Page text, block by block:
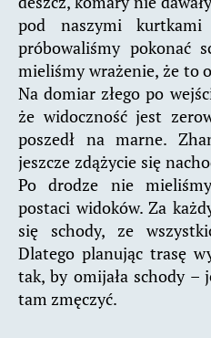
pod naszymi
próbowaliśmy pokonać
mieliśmy wrażenie, że to
Na domiar złego po
że widoczność jest
poszedł na marne.
jeszcze zdążycie się
Po drodze nie
postaci widoków. Za
się schody, ze
Dlatego planując trasę
tak, by omijała schody –
tam zmęczyć.